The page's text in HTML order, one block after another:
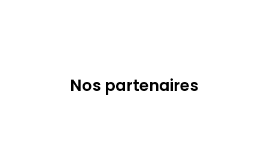
Nos partenaires